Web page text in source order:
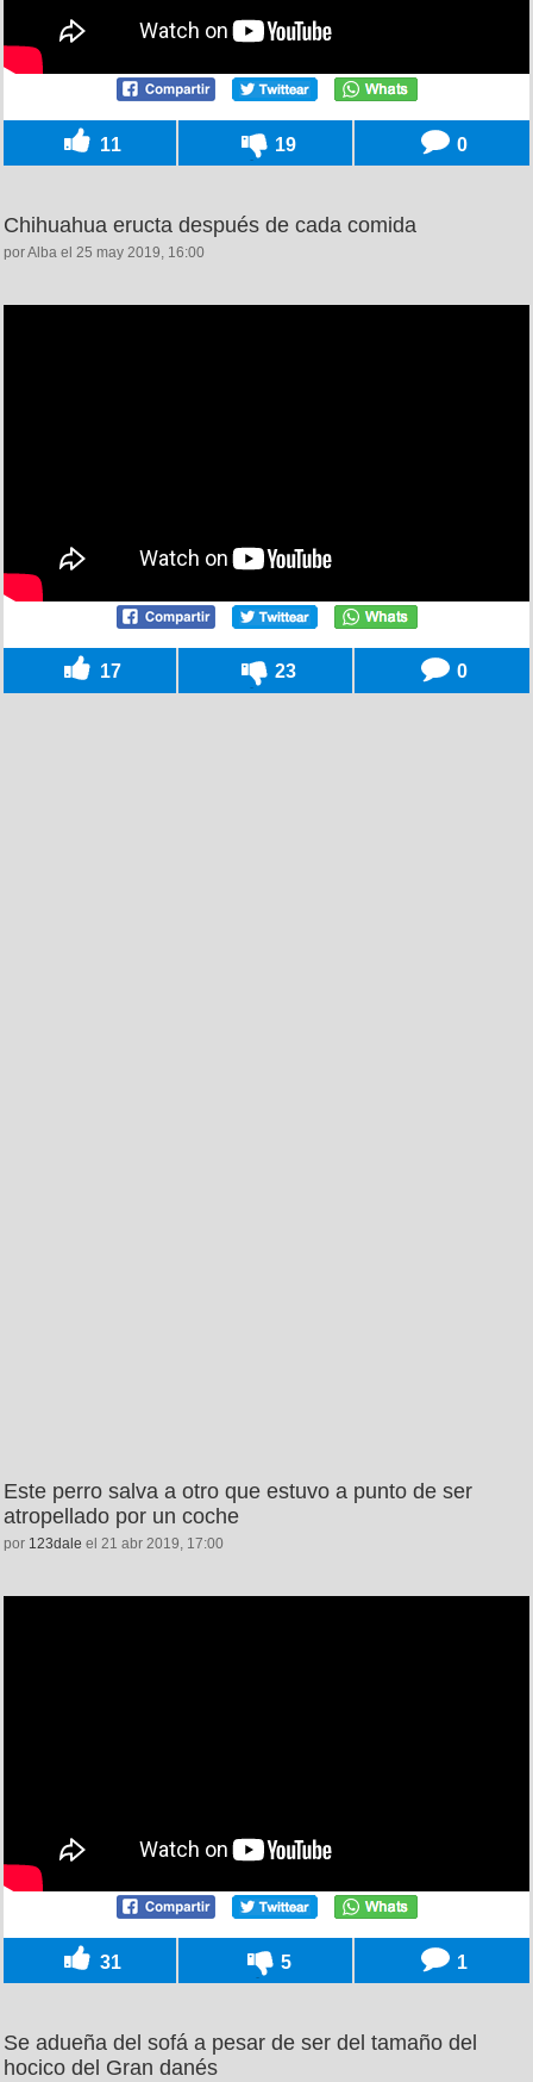
11 19 0
Chihuahua eructa después de cada comida
por Alba el 25 may 2019, 16:00
17 23 0
Este perro salva a otro que estuvo a punto de ser
atropellado por un coche
por 123dale el 21 abr 2019, 17:00
31 5 1
Se adueña del sofá a pesar de ser del tamaño del
hocico del Gran danés